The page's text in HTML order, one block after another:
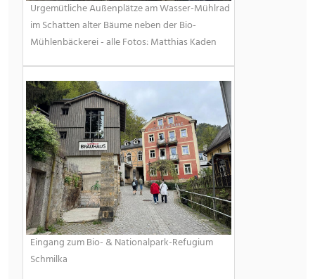
Urgemütliche Außenplätze am Wasser-Mühlrad
im Schatten alter Bäume neben der Bio-
Mühlenbäckerei - alle Fotos: Matthias Kaden
Eingang zum Bio- & Nationalpark-Refugium
Schmilka